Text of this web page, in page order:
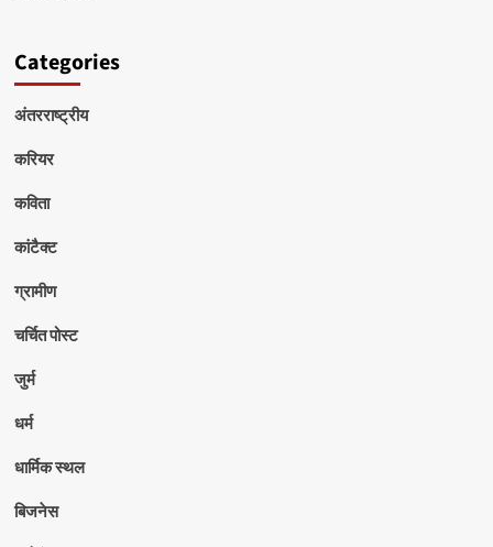
Categories
अंतरराष्ट्रीय
करियर
कविता
कांटैक्ट
ग्रामीण
चर्चित पोस्ट
जुर्म
धर्म
धार्मिक स्थल
बिजनेस